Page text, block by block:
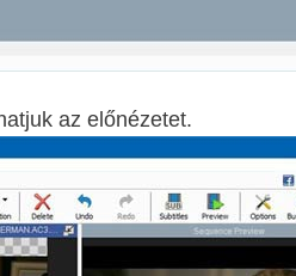
az előnézetet.